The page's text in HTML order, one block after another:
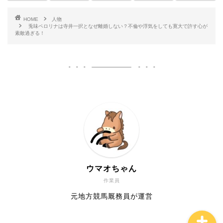
HOME
人物
兎味ペロリナは寺井一択となぜ離婚しない？不倫や浮気をしても寛大で許す心が
素敵過ぎる！
作業員
ウマオちゃん
元地方競馬厩務員が運営
ドラマ
サイトマップ